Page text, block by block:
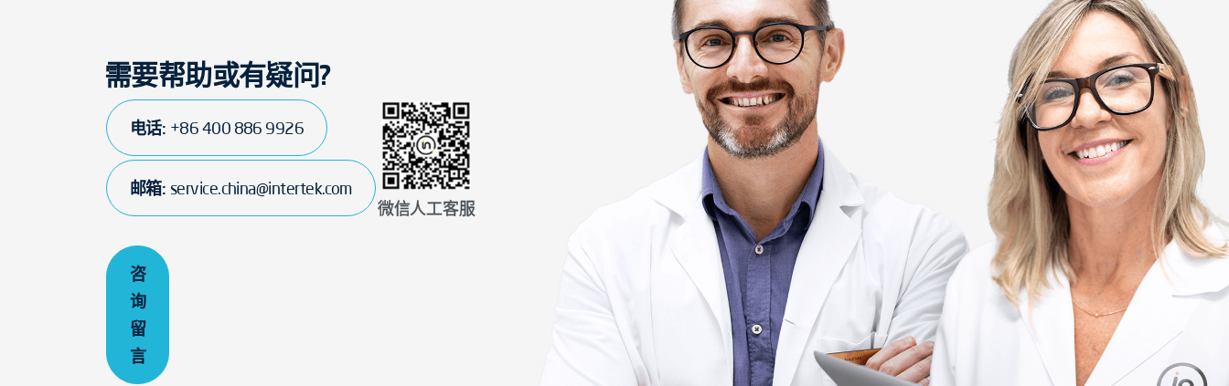
需要帮助或有疑问?
电话: +86 400 886 9926
邮箱: service.china@intertek.com
微信人工客服
咨
询
留
言